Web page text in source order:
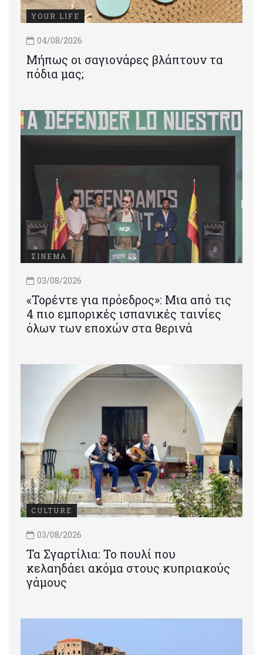
YOUR LIFE
04/08/2026
Μήπως οι σαγιονάρες βλάπτουν τα
πόδια μας;
ΣΙΝΕΜΑ
03/08/2026
«Τορέντε για πρόεδρος»: Mια από τις
4 πιο εμπορικές ισπανικές ταινίες
όλων των εποχών στα θερινά
CULTURE
03/08/2026
Τα Σγαρτίλια: Το πουλί που
κελαηδάει ακόμα στους κυπριακούς
γάμους